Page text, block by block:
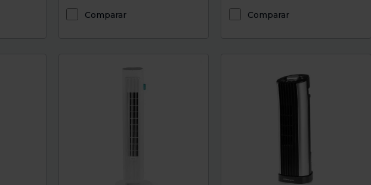
Comparar Comparar